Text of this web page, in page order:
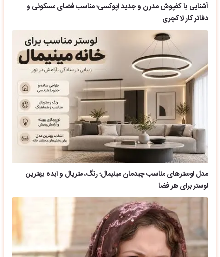
آشنایی با کفپوش مدرن و جدید اپوکسی؛ مناسب فضای مسکونی و
دفاتر کار لاکچری
مدل لوسترهای مناسب چیدمان مینیمال؛ رنگ، متریال و ایده بهترین
لوستر برای هر فضا